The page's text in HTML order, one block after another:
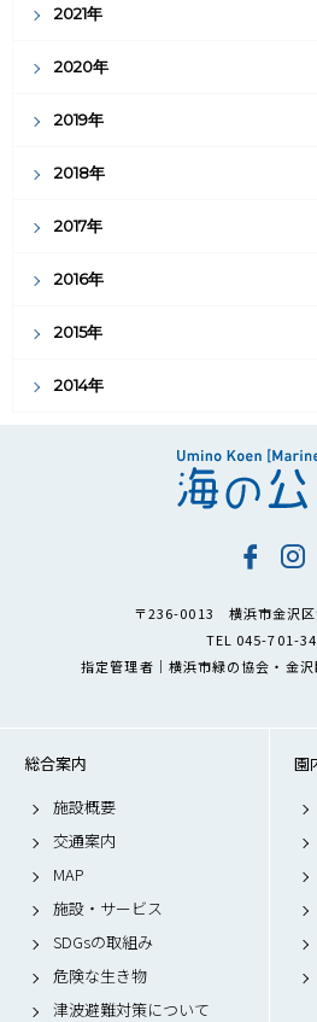
2021年
2020年
2019年
2018年
2017年
2016年
2015年
2014年
〒236-0013 横浜市金沢区
TEL 045-701-
指定管理者｜横浜市緑の協会・金
総合案内
施設概要
交通案内
MAP
施設・サービス
SDGsの取組み
危険な生き物
津波避難対策について
園